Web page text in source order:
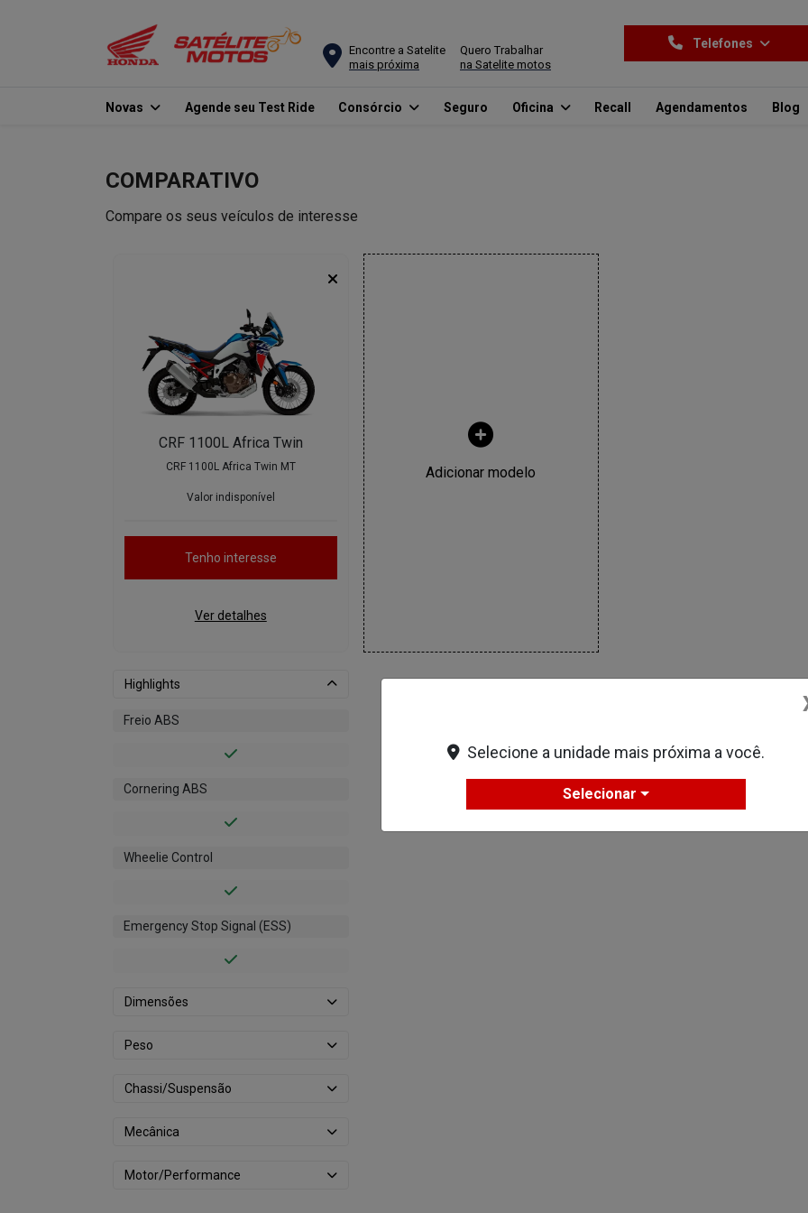
Encontre a Satelite
mais próxima
Quero Trabalhar
na Satelite motos
Telefones
Novas Agende seu Test Ride Consórcio Seguro Oficina Recall Agendamentos Blog
COMPARATIVO
Compare os seus veículos de interesse
CRF 1100L Africa Twin
CRF 1100L Africa Twin MT
Valor indisponível
Tenho interesse
Ver detalhes
Adicionar modelo
Highlights
Freio ABS
Cornering ABS
Wheelie Control
Emergency Stop Signal (ESS)
Dimensões
Peso
Chassi/Suspensão
Mecânica
Motor/Performance
Selecione a unidade mais próxima a você.
Selecionar